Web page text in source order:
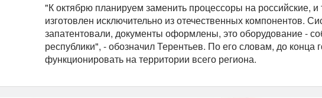
"К октябрю планируем заменить процессоры на российские, и
изготовлен исключительно из отечественных компонентов.
запатентовали, документы оформлены, это оборудование -
республики", - обозначил Терентьев. По его словам, до конца
функционировать на территории всего региона.